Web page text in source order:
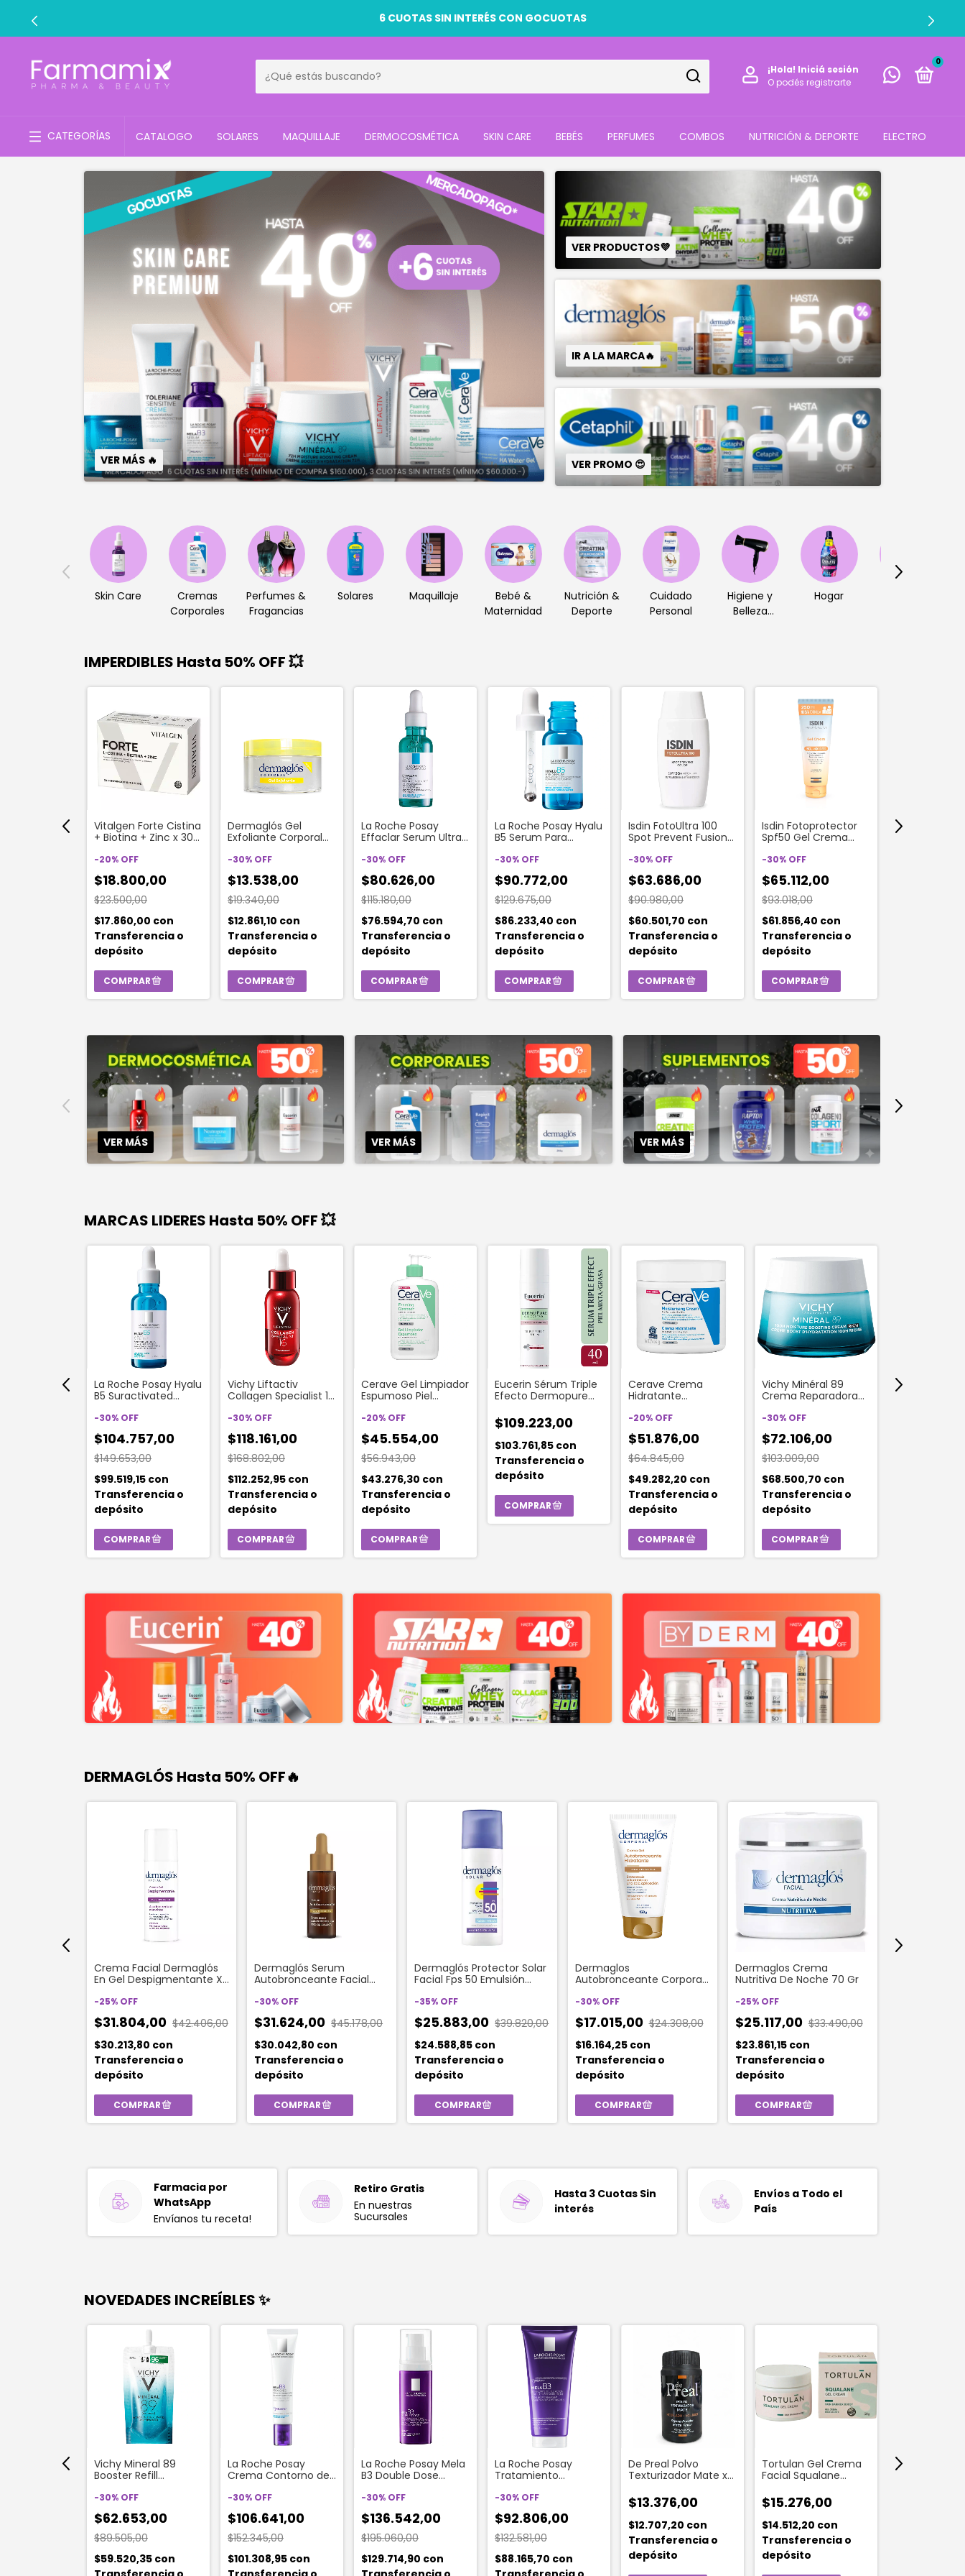
3 CUOTAS SIN INTERÉS CON MODO Y MERCADO PAGO (TARJETAS BANCARIZADAS)
¡Hola! Iniciá sesión
O podés registrarte
0
CATEGORÍAS CATALOGO SOLARES MAQUILLAJE DERMOCOSMÉTICA SKIN CARE BEBÉS PERFUMES COMBOS NUTRICIÓN & DEPORTE ELECTRO
VER MÁS 🔥
VER PRODUCTOS💜
IR A LA MARCA🔥
VER PROMO 😍
Skin Care
Cremas
Corporales
Perfumes &
Fragancias
Solares Maquillaje
Bebé &
Maternidad
Nutrición &
Deporte
Cuidado
Personal
Higiene y
Belleza
Hogar
IMPERDIBLES Hasta 50% OFF 💥
Vitalgen Forte Cistina
+ Biotina + Zinc x 30
-20% OFF
$18.800,00
$23.500,00
$17.860,00 con
Transferencia o
depósito
Dermaglós Gel
Exfoliante Corporal
-30% OFF
$13.538,00
$19.340,00
$12.861,10 con
Transferencia o
depósito
La Roche Posay
Effaclar Serum Ultra
Diario Para Pieles
Grasas X 30ml
-30% OFF
$80.626,00
$115.180,00
$76.594,70 con
Transferencia o
depósito
La Roche Posay Hyalu
B5 Serum Para
15ml
-30% OFF
$90.772,00
$129.675,00
$86.233,40 con
Transferencia o
depósito
Isdin FotoUltra 100
Spot Prevent Fusion
50 Ml
-30% OFF
$63.686,00
$90.980,00
$60.501,70 con
Transferencia o
depósito
Isdin Fotoprotector
Spf50 Gel Crema
250ml
-30% OFF
$65.112,00
$93.018,00
$61.856,40 con
Transferencia o
depósito
Vichy Mineral
VER MÁS VER MÁS VER MÁS
MARCAS LIDERES Hasta 50% OFF 💥
La Roche Posay Hyalu
B5 Suractivated
Rellenador X 30ml
-30% OFF
$104.757,00
$149.653,00
$99.519,15 con
Transferencia o
depósito
Vichy Liftactiv
Collagen Specialist 16
Antiedad X 30ml
-30% OFF
$118.161,00
$168.802,00
$112.252,95 con
Transferencia o
depósito
Cerave Gel Limpiador
Espumoso Piel
Ml
-20% OFF
$45.554,00
$56.943,00
$43.276,30 con
Transferencia o
depósito
Eucerin Sérum Triple
Efecto Dermopure
Manchas Post Acné
40 Ml
$109.223,00
$103.761,85 con
Transferencia o
depósito
Cerave Crema
Hidratante
Barrera x 454 ml
-20% OFF
$51.876,00
$64.845,00
$49.282,20 con
Transferencia o
depósito
Vichy Minéral 89
Crema Reparadora
Pieles Secas X 50ml
-30% OFF
$72.106,00
$103.009,00
$68.500,70 con
Transferencia o
depósito
Cerave
DERMAGLÓS Hasta 50% OFF🔥
Crema Facial Dermaglós
En Gel Despigmentante X
-25% OFF
$31.804,00 $42.406,00
$30.213,80 con
Transferencia o
depósito
Dermaglós Serum
Autobronceante Facial
-30% OFF
$31.624,00 $45.178,00
$30.042,80 con
Transferencia o
depósito
Dermaglós Protector Solar
Facial Fps 50 Emulsión
-35% OFF
$25.883,00 $39.820,00
$24.588,85 con
Transferencia o
depósito
Dermaglos
Autobronceante Corporal
-30% OFF
$17.015,00 $24.308,00
$16.164,25 con
Transferencia o
depósito
Dermaglos Crema
Nutritiva De Noche 70 Gr
-25% OFF
$25.117,00 $33.490,00
$23.861,15 con
Transferencia o
depósito
Farmacia por
WhatsApp
Envíanos tu receta!
Retiro Gratis
En nuestras
Sucursales
Hasta 3 Cuotas Sin
interés
Envíos a Todo el
País
NOVEDADES INCREÍBLES ✨
lifter x 100ml
Vichy Mineral 89
Booster Refill
Rellenador
Revitalizante X 30ml
-30% OFF
$62.653,00
$89.505,00
$59.520,35 con
La Roche Posay
Crema Contorno de
-30% OFF
$106.641,00
$152.345,00
$101.308,95 con
La Roche Posay Mela
B3 Double Dose
-30% OFF
$136.542,00
$195.060,00
$129.714,90 con
La Roche Posay
Tratamiento
B3 x 200 ml
-30% OFF
$92.806,00
$132.581,00
$88.165,70 con
De Preal Polvo
Texturizador Mate x
$13.376,00
$12.707,20 con
Transferencia o
depósito
Tortulan Gel Crema
Facial Squalane
gr
$15.276,00
$14.512,20 con
Transferencia o
depósito
Go To Be